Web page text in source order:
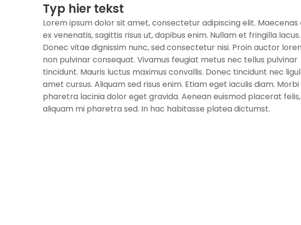
Typ hier tekst
Lorem ipsum dolor sit amet, consectetur adipiscing elit. Maecenas
ex venenatis, sagittis risus ut, dapibus enim. Nullam et fringilla lacus.
Donec vitae dignissim nunc, sed consectetur nisi. Proin auctor
non pulvinar consequat. Vivamus feugiat metus nec tellus pulvinar
tincidunt. Mauris luctus maximus convallis. Donec tincidunt nec
amet cursus. Aliquam sed risus enim. Etiam eget iaculis diam. Morbi
pharetra lacinia dolor eget gravida. Aenean euismod placerat
aliquam mi pharetra sed. In hac habitasse platea dictumst.